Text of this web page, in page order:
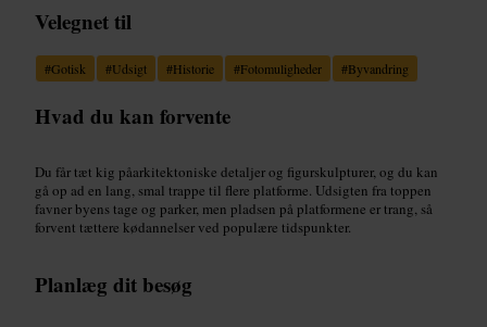
Velegnet til
#Gotisk #Udsigt #Historie #Fotomuligheder #Byvandring
Hvad du kan forvente
Du får tæt kig påarkitektoniske detaljer og figurskulpturer, og du kan
gå op ad en lang, smal trappe til flere platforme. Udsigten fra toppen
favner byens tage og parker, men pladsen på platformene er trang, så
forvent tættere kødannelser ved populære tidspunkter.
Planlæg dit besøg